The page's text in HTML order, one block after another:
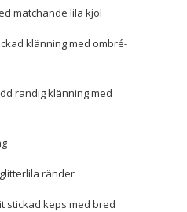
matchande lila kjol
klänning med ombré-
randig klänning med
ränder
stickad keps med bred